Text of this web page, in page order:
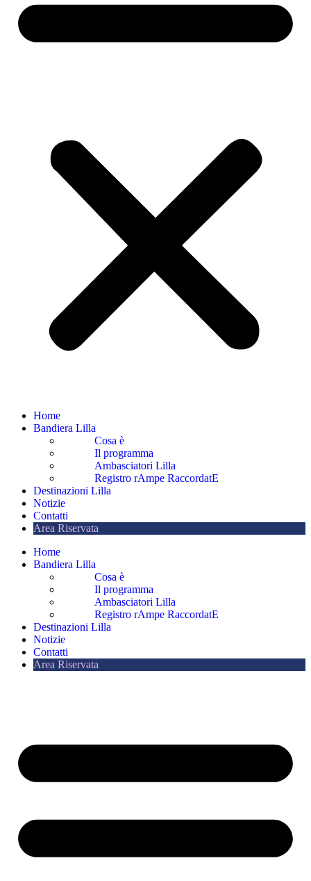
Home
Bandiera Lilla
Cosa è
Il programma
Ambasciatori Lilla
Registro rAmpe RaccordatE
Destinazioni Lilla
Notizie
Contatti
Area Riservata
Home
Bandiera Lilla
Cosa è
Il programma
Ambasciatori Lilla
Registro rAmpe RaccordatE
Destinazioni Lilla
Notizie
Contatti
Area Riservata